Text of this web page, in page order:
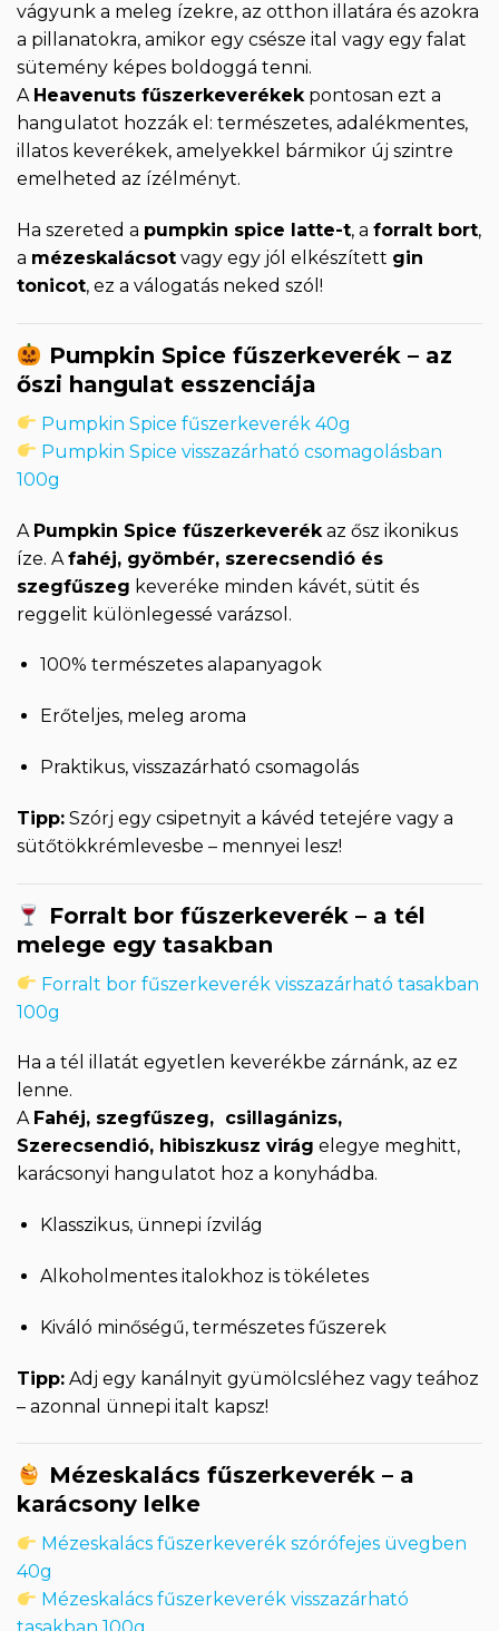
vágyunk a meleg ízekre, az otthon illatára és azokra
a pillanatokra, amikor egy csésze ital vagy egy falat
sütemény képes boldoggá tenni.
A Heavenuts fűszerkeverékekpontosan ezt a
hangulatot hozzák el: természetes, adalékmentes,
illatos keverékek, amelyekkel bármikor új szintre
emelheted az ízélményt.
Ha szereted a pumpkin spice latte-t, a forralt bort,
a mézeskalácsot vagy egy jól elkészített gin
tonicot, ez a válogatás neked szól!
Pumpkin Spice fűszerkeverék – az
őszi hangulat esszenciája
Pumpkin Spice fűszerkeverék 40g
Pumpkin Spice visszazárható csomagolásban
100g
A Pumpkin Spice fűszerkeverék az ősz ikonikus
íze. A fahéj, gyömbér, szerecsendió és
szegfűszeg keveréke minden kávét, sütit és
reggelit különlegessé varázsol.
100% természetes alapanyagok
Erőteljes, meleg aroma
Praktikus, visszazárható csomagolás
Tipp: Szórj egy csipetnyit a kávéd tetejére vagy a
sütőtökkrémlevesbe – mennyei lesz!
Forralt bor fűszerkeverék – a tél
melege egy tasakban
Forralt bor fűszerkeverék visszazárható tasakban
100g
Ha a tél illatát egyetlen keverékbe zárnánk, az ez
lenne.
A Fahéj, szegfűszeg, csillagánizs,
Szerecsendió, hibiszkusz virág elegye meghitt,
karácsonyi hangulatot hoz a konyhádba.
Klasszikus, ünnepi ízvilág
Alkoholmentes italokhoz is tökéletes
Kiváló minőségű, természetes fűszerek
Tipp: Adj egy kanálnyit gyümölcsléhez vagy teához
– azonnal ünnepi italt kapsz!
Mézeskalács fűszerkeverék – a
karácsony lelke
Mézeskalács fűszerkeverék szórófejes üvegben
40g
Mézeskalács fűszerkeverék visszazárható